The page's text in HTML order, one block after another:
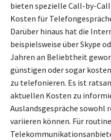
bieten spezielle Call-by-
Kosten für
Darüber hinaus hat die
beispielsweise über Skype
Jahren an Beliebtheit
günstigen oder sogar
zu telefonieren. Es ist
aktuellen Kosten zu
Auslandsgespräche
variieren können. Für